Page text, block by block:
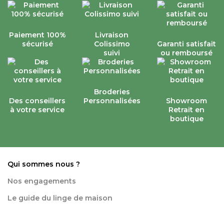
Paiement 100%
sécurisé
Livraison
Colissimo
suivi
Garanti satisfait
ou remboursé
Des conseillers
à votre service
Broderies
Personnalisées
Showroom
Retrait en
boutique
Qui sommes nous ?
Nos engagements
Le guide du linge de maison